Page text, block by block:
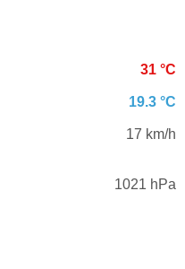
31 °C
19.3 °C
17 km/h
1021 hPa